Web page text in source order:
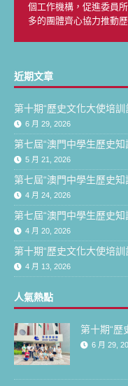
個工作機構，促進委員
多的團體齊心協力推動
近期文章
第十期“歷史文化大使培
6 月 29, 2026
第七屆“澳門中學生歷史
5 月 21, 2026
第七屆“澳門中學生歷史
4 月 24, 2026
第七屆“澳門中學生歷史
4 月 20, 2026
第十期“歷史文化大使培
4 月 13, 2026
人氣熱點
第十期“歷
6 月 29,